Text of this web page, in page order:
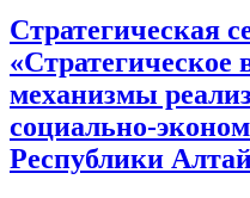
Стратегическая
«Стратегическое
механизмы
социально-
Республики Алтай